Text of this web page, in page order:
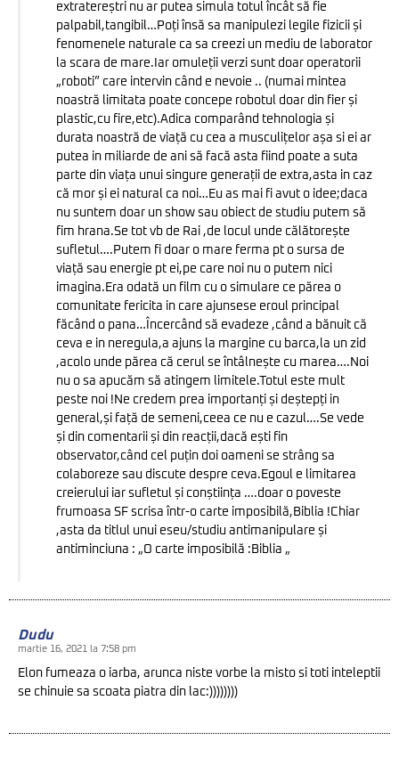
extratereștri nu ar putea simula totul încât să fie
palpabil,tangibil…Poți însă sa manipulezi legile fizicii și
fenomenele naturale ca sa creezi un mediu de laborator
la scara de mare.Iar omuleții verzi sunt doar operatorii
„roboti” care intervin când e nevoie .. (numai mintea
noastră limitata poate concepe robotul doar din fier și
plastic,cu fire,etc).Adica comparând tehnologia și
durata noastră de viață cu cea a musculițelor așa si ei ar
putea in miliarde de ani să facă asta fiind poate a suta
parte din viața unui singure generații de extra,asta in caz
că mor și ei natural ca noi…Eu as mai fi avut o idee;daca
nu suntem doar un show sau obiect de studiu putem să
fim hrana.Se tot vb de Rai ,de locul unde călătorește
sufletul….Putem fi doar o mare ferma pt o sursa de
viață sau energie pt ei,pe care noi nu o putem nici
imagina.Era odată un film cu o simulare ce părea o
comunitate fericita in care ajunsese eroul principal
făcând o pana…Încercând să evadeze ,când a bănuit că
ceva e in neregula,a ajuns la margine cu barca,la un zid
,acolo unde părea că cerul se întâlnește cu marea….Noi
nu o sa apucăm să atingem limitele.Totul este mult
peste noi !Ne credem prea importanți și deștepți in
general,și față de semeni,ceea ce nu e cazul….Se vede
și din comentarii și din reacții,dacă ești fin
observator,când cel puțin doi oameni se strâng sa
colaboreze sau discute despre ceva.Egoul e limitarea
creierului iar sufletul și conștiința ….doar o poveste
frumoasa SF scrisa într-o carte imposibilă,Biblia !Chiar
,asta da titlul unui eseu/studiu antimanipulare și
antiminciuna : „O carte imposibilă :Biblia „
Dudu
martie 16, 2021 la 7:58 pm
Elon fumeaza o iarba, arunca niste vorbe la misto si toti inteleptii
se chinuie sa scoata piatra din lac:))))))))